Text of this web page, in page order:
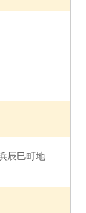
辰巳町地